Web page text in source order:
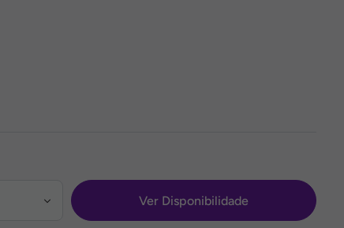
Ver Disponibilidade